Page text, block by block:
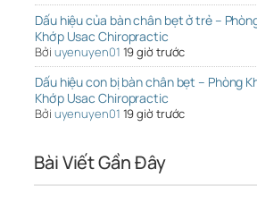
Dấu hiệu của bàn chân bẹt ở trẻ –
Khớp Usac Chiropractic
Bởi uyenuyen01 19 giờ trước
Dấu hiệu con bị bàn chân bẹt – Phòng
Khớp Usac Chiropractic
Bởi uyenuyen01 19 giờ trước
Bài Viết Gần Đây